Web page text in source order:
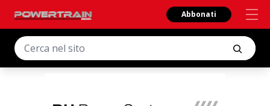
Abbonati